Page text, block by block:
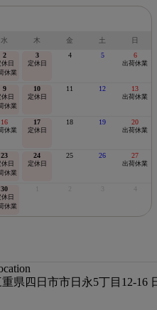
水 木 金 土
日
2
休日
休業
3
定休日
4 5 6
出荷休業
9
休日
休業
10
定休日
11 12 13
出荷休業
16
休業
17
定休日
18 19 20
出荷休業
23
休日
休業
24
定休日
25 26 27
出荷休業
30
休日
休業
1 4
重県四日市市日永5丁目12-16